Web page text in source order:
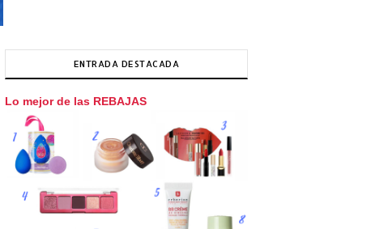
ENTRADA DESTACADA
Lo mejor de las REBAJAS